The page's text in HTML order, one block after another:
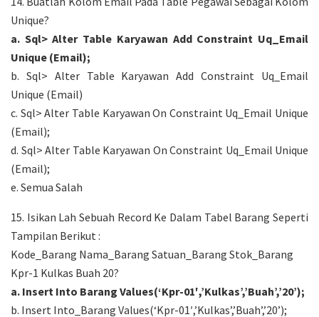
Unique?
a. Sql> Alter Table Karyawan Add Constraint Uq_Email
Unique (Email);
b. Sql> Alter Table Karyawan Add Constraint Uq_Email
Unique (Email)
c. Sql> Alter Table Karyawan On Constraint Uq_Email Unique
(Email);
d. Sql> Alter Table Karyawan On Constraint Uq_Email Unique
(Email);
e. Semua Salah
15. Isikan Lah Sebuah Record Ke Dalam Tabel Barang Seperti
Tampilan Berikut :
Kode_Barang Nama_Barang Satuan_Barang Stok_Barang
Kpr-1 Kulkas Buah 20?
a. Insert Into Barang Values(‘Kpr-01′,’Kulkas’,’Buah’,’20’);
b. Insert Into_Barang Values(‘Kpr-01′,’Kulkas’,’Buah’,’20’);